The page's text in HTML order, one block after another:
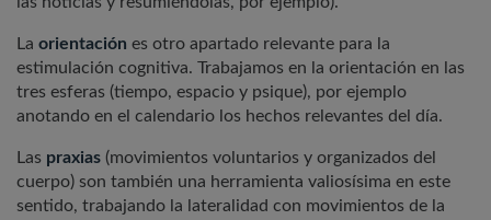
La orientación es otro apartado relevante para la
estimulación cognitiva. Trabajamos en la orientación en las
tres esferas (tiempo, espacio y psique), por ejemplo
anotando en el calendario los hechos relevantes del día.
Las praxias (movimientos voluntarios y organizados del
cuerpo) son también una herramienta valiosísima en este
sentido, trabajando la lateralidad con movimientos de la